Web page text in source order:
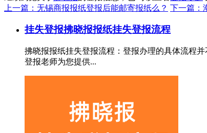
上一篇：无锡商报报纸登报后能邮寄报纸么？ 下一篇：
挂失登报拂晓报报纸挂失登报流程
拂晓报报纸挂失登报流程：登报办理的具体流程
登报老师为您提供...